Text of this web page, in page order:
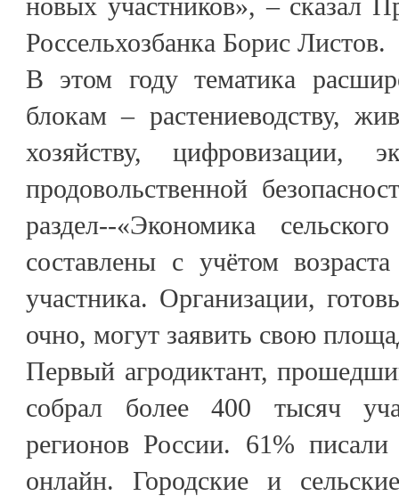
Россельхозбанка Борис Листов.
В этом году тематика
блокам – растениеводству,
хозяйству, цифровизации,
продовольственной
раздел--«Экономика
составлены с учётом
участника. Организации,
очно, могут заявить свою
Первый агродиктант,
собрал более 400 тысяч
регионов России. 61%
онлайн. Городские и